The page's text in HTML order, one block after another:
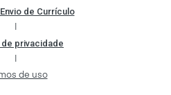
de Currículo
privacidade
de uso